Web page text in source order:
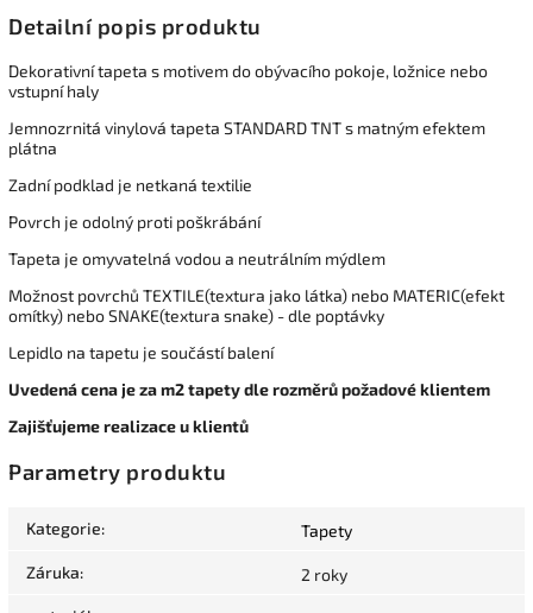
Detailní popis produktu
Dekorativní tapeta s motivem do obývacího pokoje, ložnice nebo
vstupní haly
Jemnozrnitá vinylová tapeta STANDARD TNT s matným efektem
plátna
Zadní podklad je netkaná textilie
Povrch je odolný proti poškrábání
Tapeta je omyvatelná vodou a neutrálním mýdlem
Možnost povrchů TEXTILE(textura jako látka) nebo MATERIC(efekt
omítky) nebo SNAKE(textura snake) - dle poptávky
Lepidlo na tapetu je součástí balení
Uvedená cena je za m2 tapety dle rozměrů požadové klientem
Zajišťujeme realizace u klientů
Parametry produktu
Kategorie: Tapety
Záruka: 2 roky